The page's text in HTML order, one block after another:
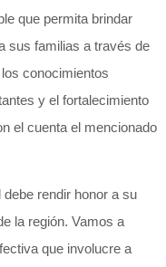
que permita brindar
sus familias a través de
conocimientos
y el fortalecimiento
el cuenta el mencionado
debe rendir honor a su
la región. Vamos a
que involucre a